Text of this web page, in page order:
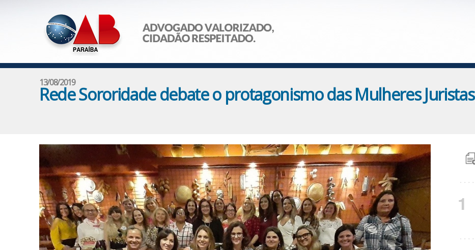
13/08/2019
Rede Sororidade debate o protagonismo das Mulheres Juristas
1